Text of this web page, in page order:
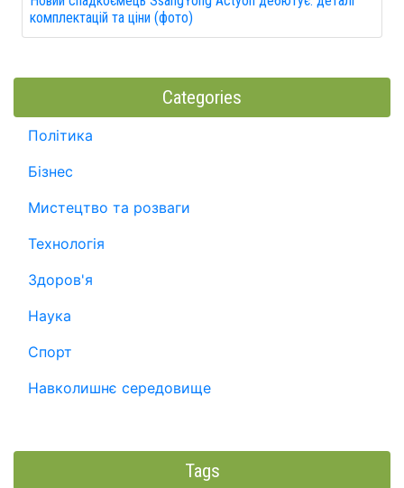
комплектацій та ціни (фото)
Categories
Політика
Бізнес
Мистецтво та розваги
Технологія
Здоров'я
Наука
Спорт
Навколишнє середовище
Tags